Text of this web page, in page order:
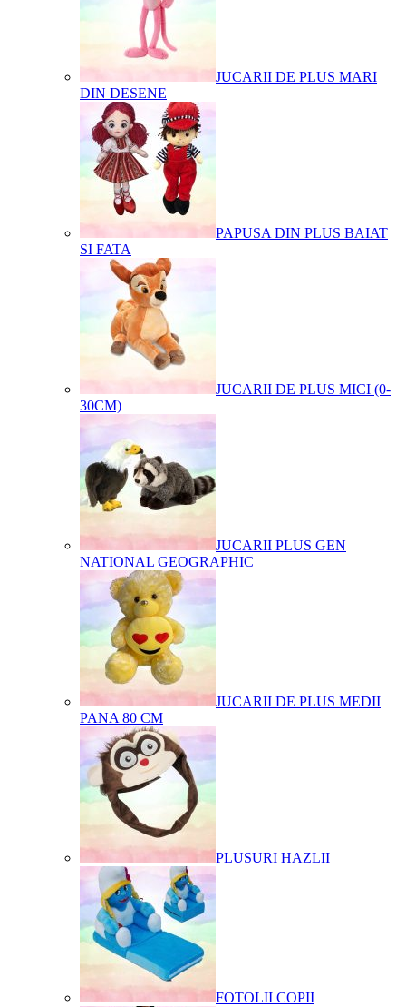
JUCARII DE PLUS MARI
DIN DESENE
PAPUSA DIN PLUS BAIAT
SI FATA
JUCARII DE PLUS MICI (0-
30CM)
JUCARII PLUS GEN
NATIONAL GEOGRAPHIC
JUCARII DE PLUS MEDII
PANA 80 CM
PLUSURI HAZLII
FOTOLII COPII